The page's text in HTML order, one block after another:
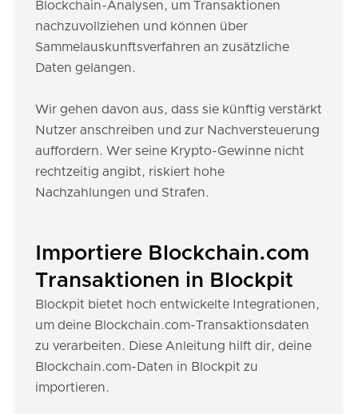
Blockchain-Analysen, um Transaktionen
nachzuvollziehen und können über
Sammelauskunftsverfahren an zusätzliche
Daten gelangen.
Wir gehen davon aus, dass sie künftig verstärkt
Nutzer anschreiben und zur Nachversteuerung
auffordern. Wer seine Krypto-Gewinne nicht
rechtzeitig angibt, riskiert hohe
Nachzahlungen und Strafen.
Importiere Blockchain.com
Transaktionen in Blockpit
Blockpit bietet hoch entwickelte Integrationen,
um deine Blockchain.com-Transaktionsdaten
zu verarbeiten. Diese Anleitung hilft dir, deine
Blockchain.com-Daten in Blockpit zu
importieren.